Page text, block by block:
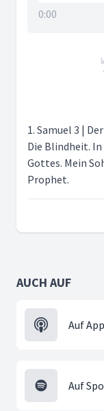
0:00
1. Samuel 3 |
Die Blindheit. In
Gottes. Mein
Prophet.
AUCH AUF
Auf
Auf